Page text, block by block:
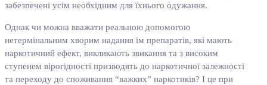
забезпечені усім необхідним для їхнього одужання.
Однак чи можна вважати реальною допомогою
нетермінальним хворим надання їм препаратів, які мають
наркотичний ефект, викликають звикання та з високим
ступенем вірогідності призводять до наркотичної залежності
та переходу до споживання “важких” наркотиків? І це при